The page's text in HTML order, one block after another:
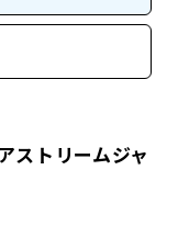
ストリームジャ